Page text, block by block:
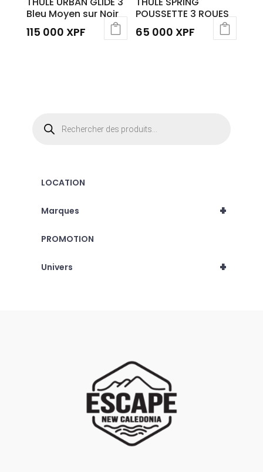
Bleu Moyen sur Noir
115 000 XPF
POUSSETTE 3 ROUES
65 000 XPF
Les
produits
LOCATION
+
Marques
PROMOTION
+
Univers